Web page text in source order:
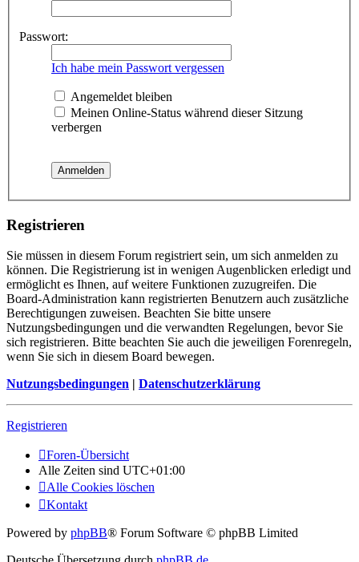
Passwort:
Ich habe mein Passwort vergessen
Angemeldet bleiben
Meinen Online-Status während dieser Sitzung
verbergen
Registrieren
Sie müssen in diesem Forum registriert sein, um sich anmelden zu
können. Die Registrierung ist in wenigen Augenblicken erledigt und
ermöglicht es Ihnen, auf weitere Funktionen zuzugreifen. Die
Board-Administration kann registrierten Benutzern auch zusätzliche
Berechtigungen zuweisen. Beachten Sie bitte unsere
Nutzungsbedingungen und die verwandten Regelungen, bevor Sie
sich registrieren. Bitte beachten Sie auch die jeweiligen Forenregeln,
wenn Sie sich in diesem Board bewegen.
Nutzungsbedingungen | Datenschutzerklärung
Registrieren
Foren-Übersicht
Alle Zeiten sind UTC+01:00
Alle Cookies löschen
Kontakt
Powered by phpBB® Forum Software © phpBB Limited